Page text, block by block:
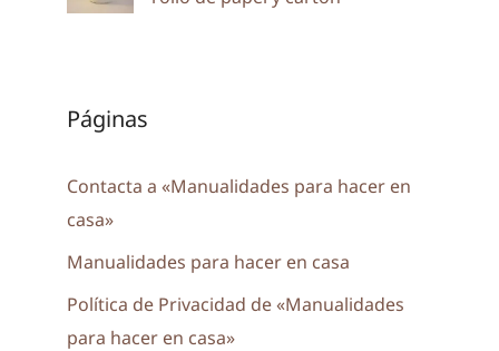
Páginas
Contacta a «Manualidades para hacer en
casa»
Manualidades para hacer en casa
Política de Privacidad de «Manualidades
para hacer en casa»